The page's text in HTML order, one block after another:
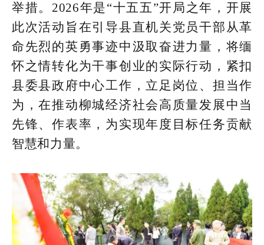
举措。2026年是“十五五”开局之年，开展
此次活动旨在引导县直机关党员干部从革
命先烈的英勇事迹中汲取奋进力量，将缅
怀之情转化为干事创业的实际行动，紧扣
县委县政府中心工作，立足岗位、担当作
为，在推动柳城经济社会高质量发展中当
先锋、作表率，为实现年度目标任务贡献
智慧和力量。